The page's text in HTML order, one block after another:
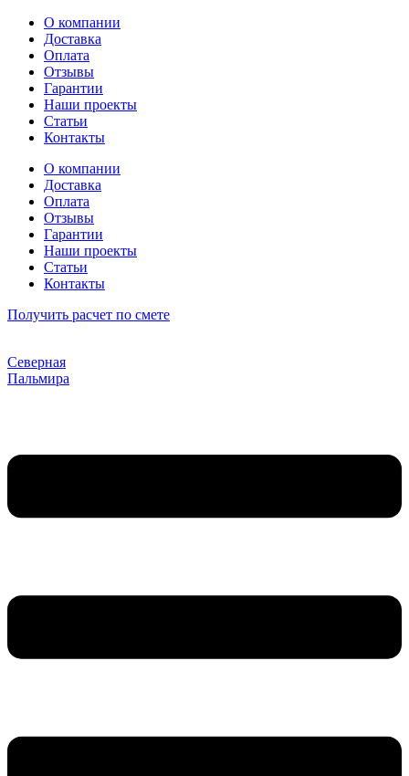
Перейти
содержимому
О компании
Доставка
Оплата
Отзывы
Гарантии
Наши проекты
Статьи
Контакты
О компании
Доставка
Оплата
Отзывы
Гарантии
Наши проекты
Статьи
Контакты
Получить расчет по смете
Северная
Пальмира